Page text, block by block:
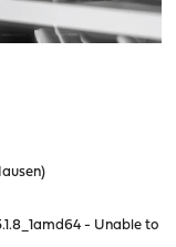
)
- Unable to